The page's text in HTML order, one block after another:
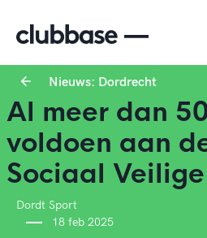
Nieuws: Dordrecht
Al meer dan
voldoen aan
Sociaal
Dordt Sport
18 feb 2025